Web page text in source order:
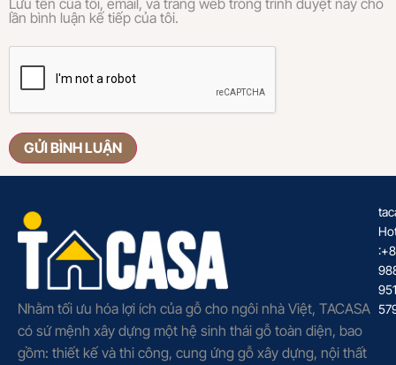
lần bình luận kế tiếp của tôi.
Nhằm tối ưu hóa lợi ích của gỗ cho ngôi nhà Việt, TACASA
có sứ mệnh xây dựng một hệ sinh thái gỗ toàn diện, bao
gồm: thiết kế và thi công, cung ứng gỗ xây dựng, nội thất
951